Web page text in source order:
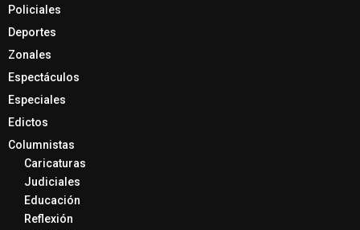
Policiales
Deportes
Zonales
Espectáculos
Especiales
Edictos
Columnistas
Caricaturas
Judiciales
Educación
Reflexión